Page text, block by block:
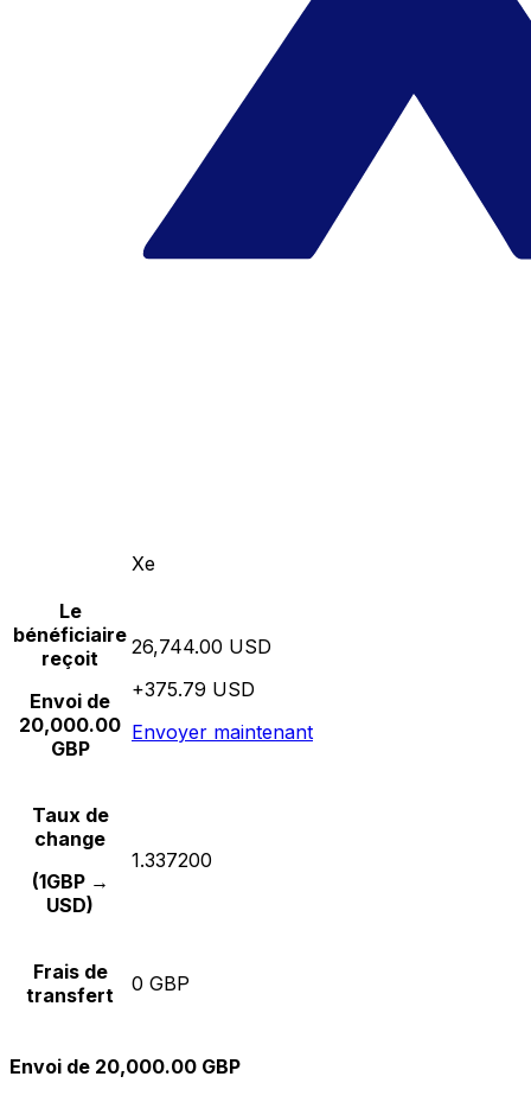
Xe
Le
bénéficiaire
reçoit
Envoi de
20,000.00
GBP
26,744.00 USD
+375.79 USD
Envoyer maintenant
Taux de
change
(1GBP →
USD)
1.337200
Frais de
transfert
0 GBP
Envoi de 20,000.00 GBP